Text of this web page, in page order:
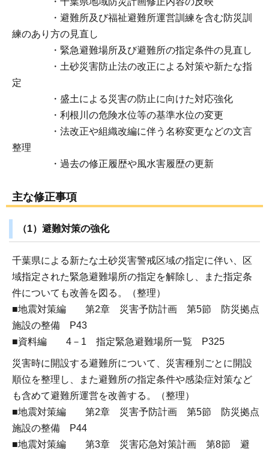
・避難所及び福祉避難所運営訓練を含む防災訓
練のあり方の見直し
・緊急避難場所及び避難所の指定条件の見直し
・土砂災害防止法の改正による対策や新たな指
定
・盛土による災害の防止に向けた対応強化
・利根川の危険水位等の基準水位の変更
・法改正や組織改編に伴う名称変更などの文言
整理
・過去の修正履歴や風水害履歴の更新
主な修正事項
（1）避難対策の強化
千葉県による新たな土砂災害警戒区域の指定に伴い、区
域指定された緊急避難場所の指定を解除し、また指定条
件についても改善を図る。（整理）
■地震対策編 第2章 災害予防計画 第5節 防災拠点
施設の整備 P43
■資料編 4－1 指定緊急避難場所一覧 P325
災害時に開設する避難所について、災害種別ごとに開設
順位を整理し、また避難所の指定条件や感染症対策など
も含めて避難所運営を改善する。（整理）
■地震対策編 第2章 災害予防計画 第5節 防災拠点
施設の整備 P44
■地震対策編 第3章 災害応急対策計画 第8節 避